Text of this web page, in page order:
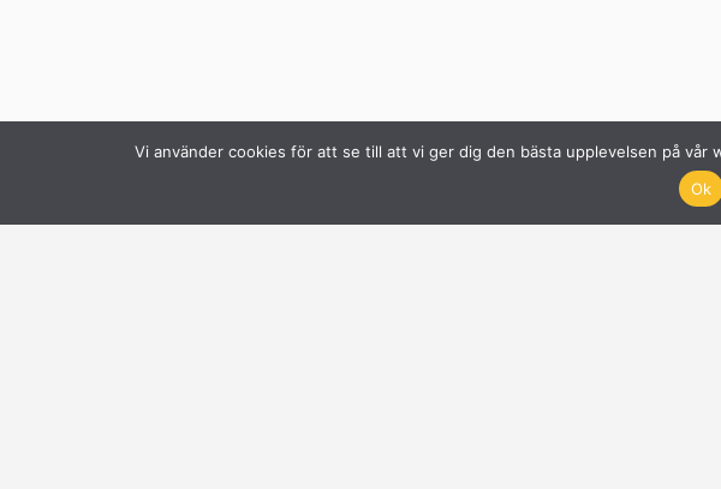
Vi använder cookies för att se till att vi ger dig den bästa upplevelsen på
Ok